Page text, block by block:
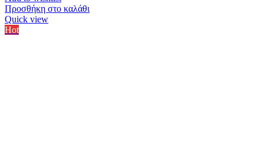
Προσθήκη στο καλάθι
Quick view
Hot